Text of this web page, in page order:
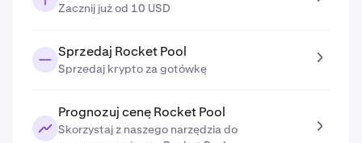
Zacznij już od 10 USD
Sprzedaj Rocket Pool
Sprzedaj krypto za gotówkę
Prognozuj cenę Rocket Pool
Skorzystaj z naszego narzędzia do